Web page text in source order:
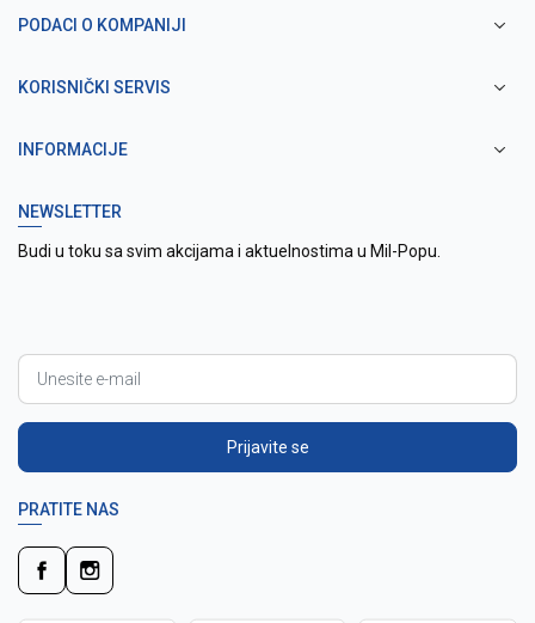
PODACI O KOMPANIJI
KORISNIČKI SERVIS
INFORMACIJE
NEWSLETTER
Budi u toku sa svim akcijama i aktuelnostima u Mil-Popu.
Prijavite se
PRATITE NAS